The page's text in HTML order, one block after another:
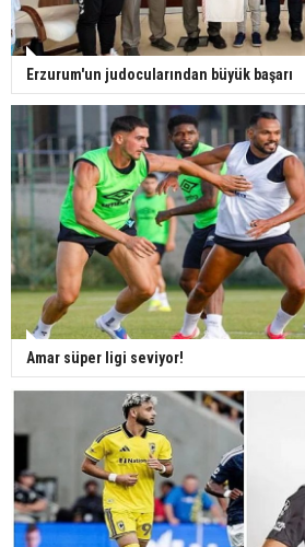
Erzurum'un judocularından büyük başarı
Amar süper ligi seviyor!